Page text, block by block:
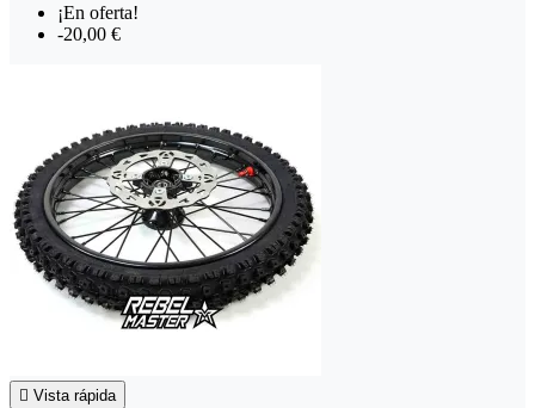
¡En oferta!
-20,00 €
 Vista rápida